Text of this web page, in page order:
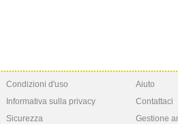
Condizioni d'uso
Informativa sulla privacy
Sicurezza
Aiuto
Contattaci
Gestione